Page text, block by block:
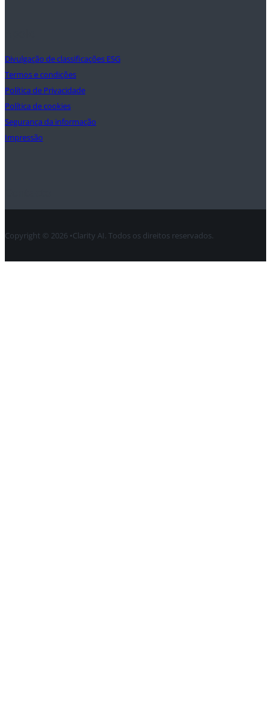
Divulgação de classificações ESG
Termos e condições
Política de Privacidade
Política de cookies
Segurança da informação
Impressão
Copyright © 2026 •Clarity AI. Todos os direitos reservados.